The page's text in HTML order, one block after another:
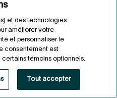
Fonds de solidarité FTQ
et des technologies
améliorer votre
et personnaliser le
consentement est
témoins optionnels.
Tout accepter